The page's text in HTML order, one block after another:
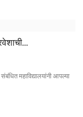
महाविद्यालयांनी आपल्या